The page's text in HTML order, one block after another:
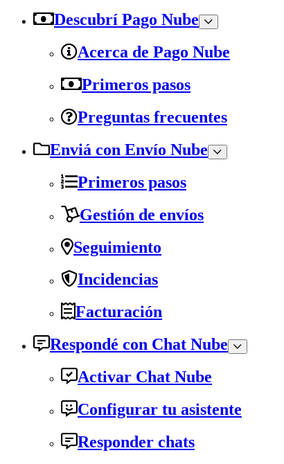
Descubrí Pago Nube
Acerca de Pago Nube
Primeros pasos
Preguntas frecuentes
Enviá con Envío Nube
Primeros pasos
Gestión de envíos
Seguimiento
Incidencias
Facturación
Respondé con Chat Nube
Activar Chat Nube
Configurar tu asistente
Responder chats